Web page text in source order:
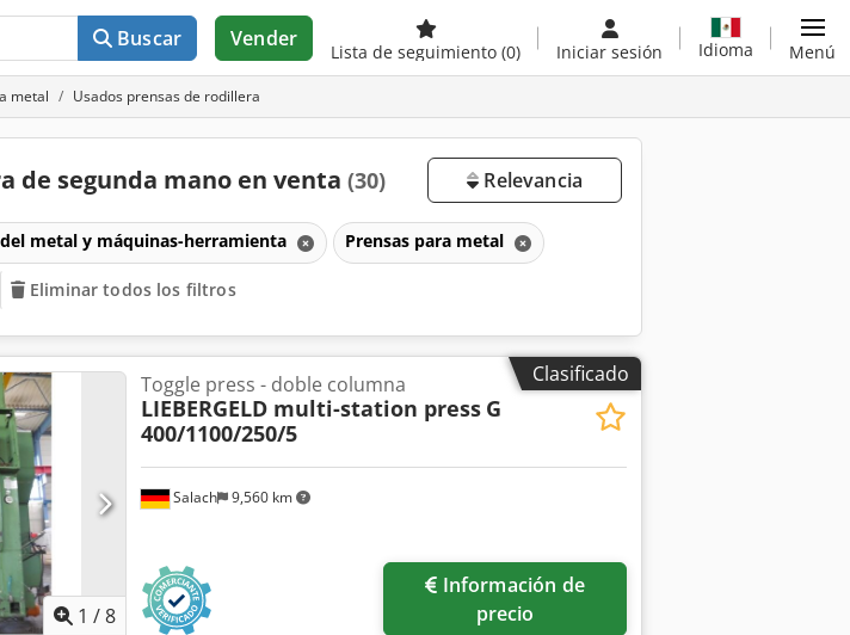
Buscar Vender
Lista de seguimiento (0) Iniciar sesión Idioma Menú
metal Usados prensas de rodillera
de segunda mano en venta (30) Relevancia
metal y máquinas-herramienta Prensas para metal
Eliminar todos los filtros
Clasificado
1 /8
Salach 9,560 km
Toggle press - doble columna
LIEBERGELD multi-station press G
400/1100/250/5
precio